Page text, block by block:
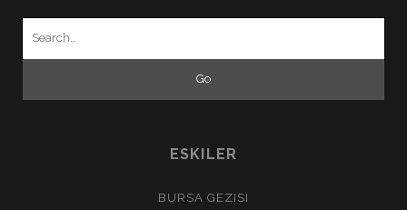
ESKILER
BURSA GEZISI